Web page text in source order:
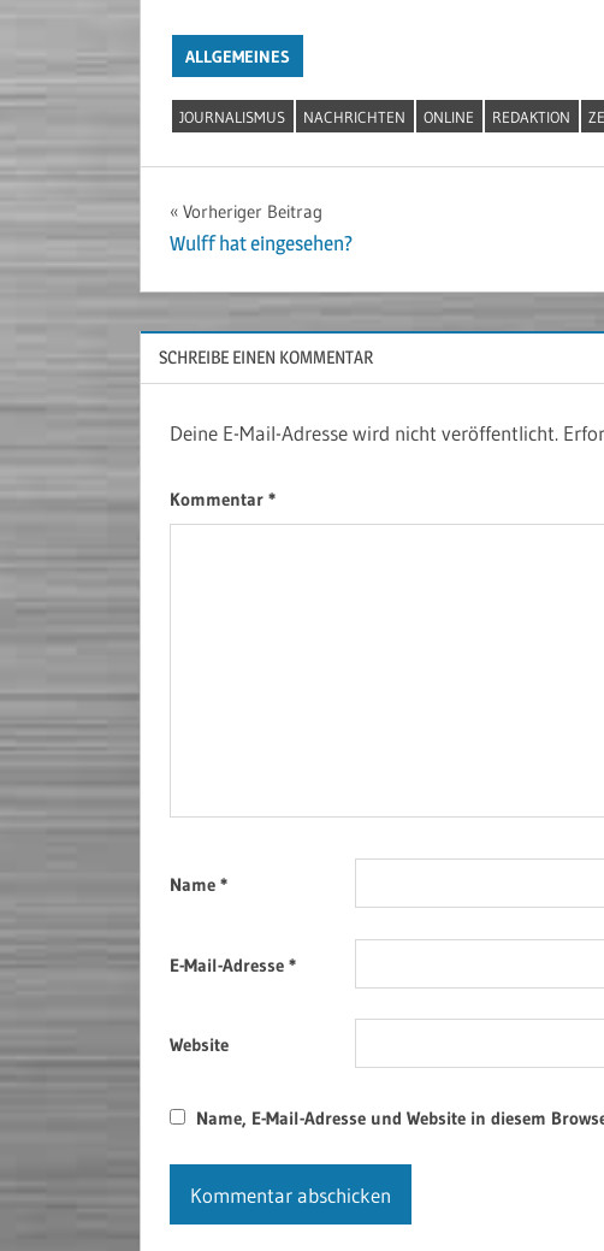
ALLGEMEINES
JOURNALISMUS NACHRICHTEN ONLINE REDAKTION
Beitragsnavigation
Vorheriger Beitrag
Wulff hat eingesehen?
SCHREIBE EINEN KOMMENTAR
Deine E-Mail-Adresse wird nicht veröffentlicht.
Kommentar *
Name *
E-Mail-Adresse *
Website
Name, E-Mail-Adresse und Website in diesem